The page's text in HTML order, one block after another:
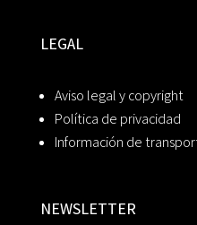
LEGAL
Aviso legal y copyright
Política de privacidad
Información de
NEWSLETTER